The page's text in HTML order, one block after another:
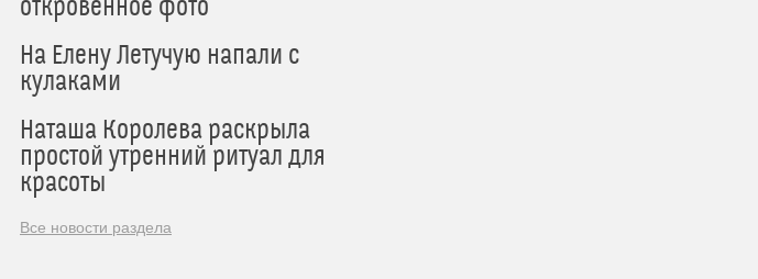
откровенное фото
На Елену Летучую напали с
кулаками
Наташа Королева раскрыла
простой утренний ритуал для
красоты
Все новости раздела